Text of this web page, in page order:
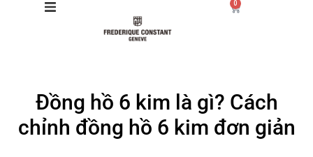
Manufacture
0
Đồng hồ 6 kim là gì? Cách
chỉnh đồng hồ 6 kim đơn giản